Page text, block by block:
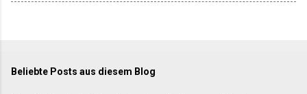
Beliebte Posts aus diesem Blog